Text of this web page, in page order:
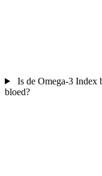
Is de Omega-3 Index
bloed?